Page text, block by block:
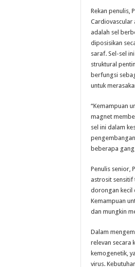
Rekan penulis,
Cardiovascular
adalah sel
diposisikan
saraf. Sel-sel
struktural
berfungsi
untuk
“Kemampuan
magnet
sel ini dalam
beberapa
Penulis senior,
astrosit sensitif
dorongan kecil
Kemampuan
dan mungkin
Dalam
relevan secara
kemogenetik,
virus.